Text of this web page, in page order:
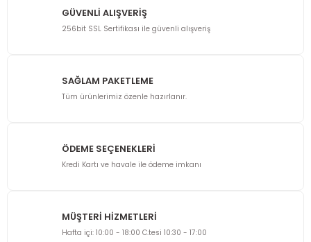
kullanarak tarafımıza iletebilirsiniz.
Görüş ve önerileriniz için teşekkür ederiz.
Ürün açıklamasında eksik bilgiler bulunuyor.
Ürün bilgilerinde hatalar bulunuyor.
GÜVENLİ ALIŞVERİŞ
256bit SSL Sertifikası ile güvenli alışveriş
SAĞLAM PAKETLEME
Tüm ürünlerimiz özenle hazırlanır.
ÖDEME SEÇENEKLERİ
Kredi Kartı ve havale ile ödeme imkanı
MÜŞTERİ HİZMETLERİ
Hafta içi: 10:00 - 18:00 C.tesi 10:30 - 17:00